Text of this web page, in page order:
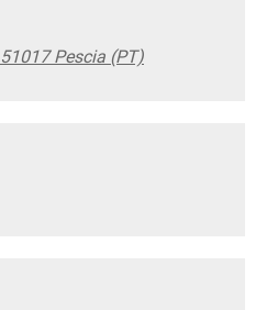
Pescia (PT)